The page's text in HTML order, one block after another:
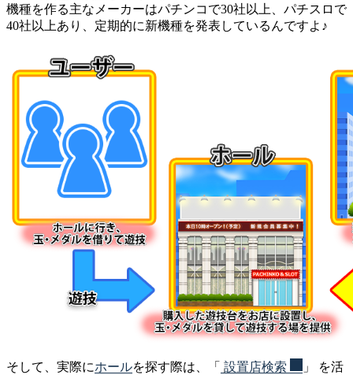
機種を作る主なメーカーはパチンコで30社以上、パチスロで
40社以上あり、定期的に新機種を発表しているんですよ♪
そして、実際にホールを探す際は、「 設置店検索
」 を活